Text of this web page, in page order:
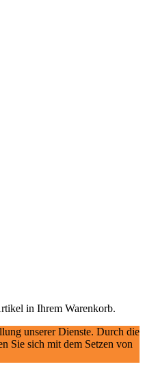
in Ihrem Warenkorb.
unserer Dienste. Durch die
Sie sich mit dem Setzen von